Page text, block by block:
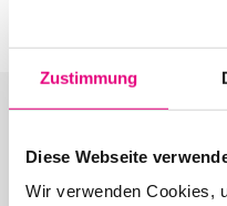
Zustimmung
Diese Webseite
Wir verwenden Cookies,